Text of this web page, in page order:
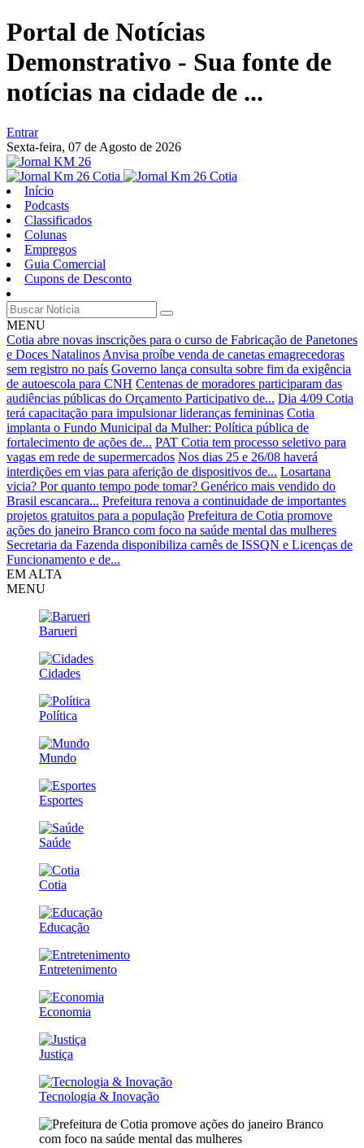
Portal de Notícias
Demonstrativo - Sua fonte de
notícias na cidade de ...
Entrar
Sexta-feira, 07 de Agosto de 2026
Início
Podcasts
Classificados
Colunas
Empregos
Guia Comercial
Cupons de Desconto
MENU
Cotia abre novas inscrições para o curso de Fabricação de Panetones
e Doces Natalinos Anvisa proíbe venda de canetas emagrecedoras
sem registro no país Governo lança consulta sobre fim da exigência
de autoescola para CNH Centenas de moradores participaram das
audiências públicas do Orçamento Participativo de... Dia 4/09 Cotia
terá capacitação para impulsionar lideranças femininas Cotia
implanta o Fundo Municipal da Mulher: Política pública de
fortalecimento de ações de... PAT Cotia tem processo seletivo para
vagas em rede de supermercados Nos dias 25 e 26/08 haverá
interdições em vias para aferição de dispositivos de... Losartana
vicia? Por quanto tempo pode tomar? Genérico mais vendido do
Brasil escancara... Prefeitura renova a continuidade de importantes
projetos gratuitos para a população Prefeitura de Cotia promove
ações do janeiro Branco com foco na saúde mental das mulheres
Secretaria da Fazenda disponibiliza carnês de ISSQN e Licenças de
Funcionamento e de...
EM ALTA
MENU
Barueri
Cidades
Política
Mundo
Esportes
Saúde
Cotia
Educação
Entretenimento
Economia
Justiça
Tecnologia & Inovação